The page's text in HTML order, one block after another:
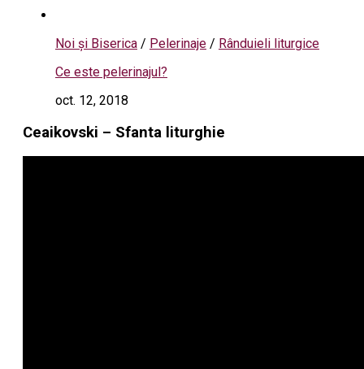
Noi și Biserica / Pelerinaje / Rânduieli liturgice
Ce este pelerinajul?
oct. 12, 2018
Ceaikovski – Sfanta liturghie